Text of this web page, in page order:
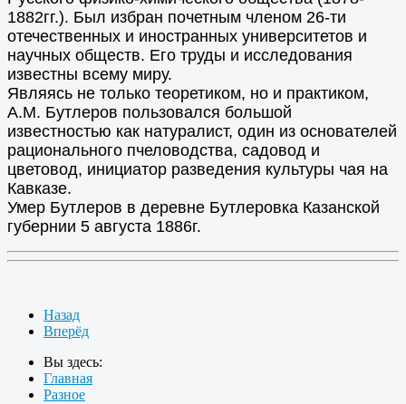
1882гг.). Был избран почетным членом 26-ти
отечественных и иностранных университетов и
научных обществ. Его труды и исследования
известны всему миру.
Являясь не только теоретиком, но и практиком,
А.М. Бутлеров пользовался большой
известностью как натуралист, один из основателей
рационального пчеловодства, садовод и
цветовод, инициатор разведения культуры чая на
Кавказе.
Умер Бутлеров в деревне Бутлеровка Казанской
губернии 5 августа 1886г.
Назад
Вперёд
Вы здесь:
Главная
Разное